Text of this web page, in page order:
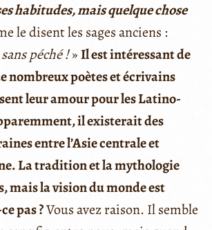
habitudes, mais quelque chose
le disent les sages anciens :
péché !»Il est intéressant de
nombreux poètes et écrivains
leur amour pour les Latino-
il existerait des
entre l’Asie centrale et
La tradition et la mythologie
mais la vision du monde est
pas ?Vous avez raison. Il semble